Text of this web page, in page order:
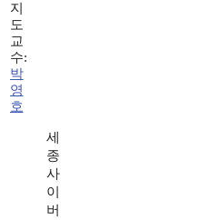
지
도
교
수:
박
영
호
세
종
사
이
버